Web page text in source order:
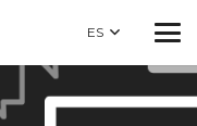
ES